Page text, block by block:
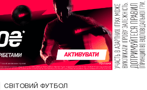
СВІТОВИЙ ФУТБОЛ